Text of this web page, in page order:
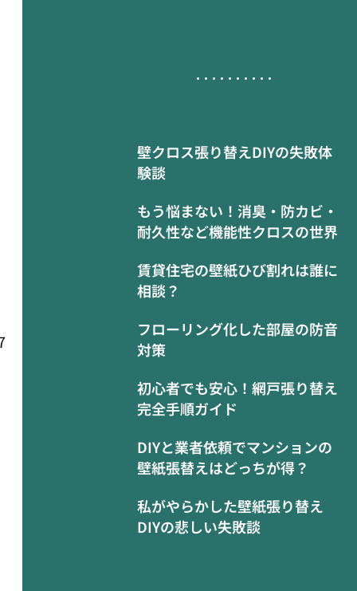
壁クロス張り替えDIYの失敗体
験談
もう悩まない！消臭・防カビ・
耐久性など機能性クロスの世界
賃貸住宅の壁紙ひび割れは誰に
相談？
フローリング化した部屋の防音
対策
初心者でも安心！網戸張り替え
完全手順ガイド
DIYと業者依頼でマンションの
壁紙張替えはどっちが得？
私がやらかした壁紙張り替え
DIYの悲しい失敗談